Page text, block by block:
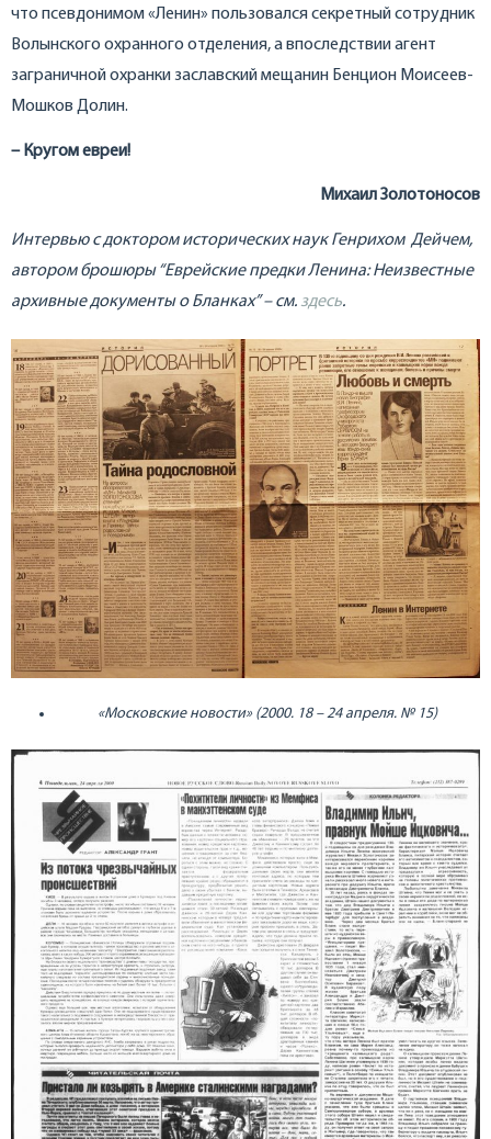
что псевдонимом «Ленин» пользовался секретный сотрудник
Волынского охранного отделения, а впоследствии агент
заграничной охранки заславский мещанин Бенцион Моисеев-
Мошков Долин.
– Кругом евреи!
Михаил Золотоносов
Интервью с доктором исторических наук Генрихом Дейчем,
автором брошюры “Еврейские предки Ленина: Неизвестные
архивные документы о Бланках” – см. здесь.
«Московские новости» (2000. 18 – 24 апреля. № 15)